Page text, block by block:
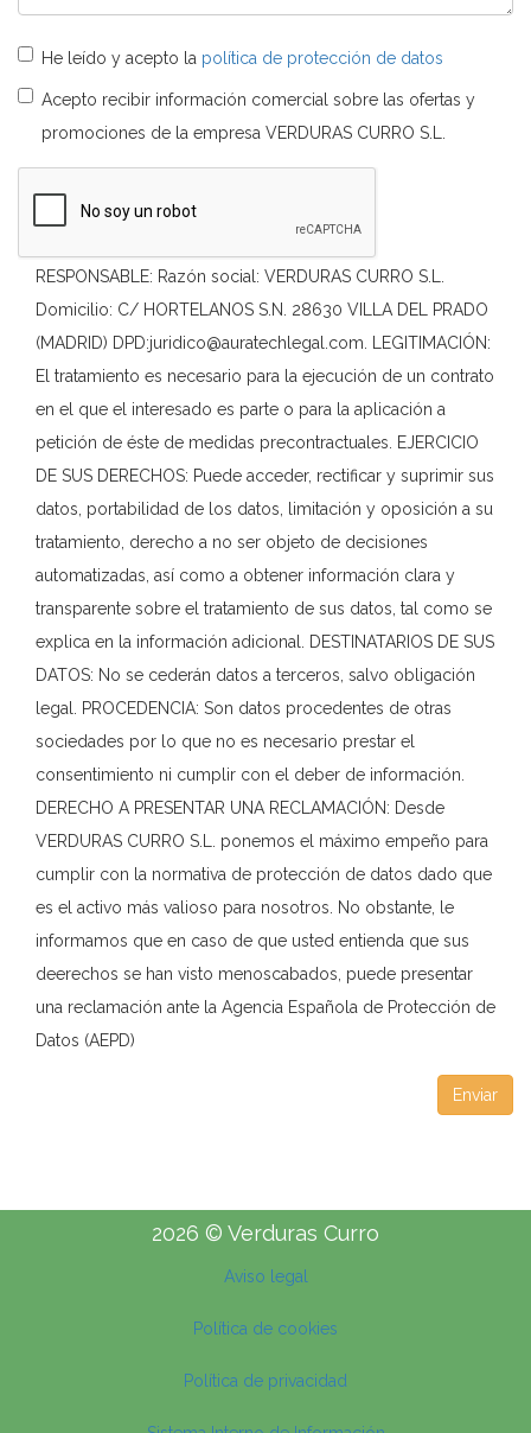
He leído y acepto la política de protección de datos
Acepto recibir información comercial sobre las ofertas y
promociones de la empresa VERDURAS CURRO S.L.
RESPONSABLE: Razón social: VERDURAS CURRO S.L.
Domicilio: C/ HORTELANOS S.N. 28630 VILLA DEL PRADO
(MADRID) DPD:juridico@auratechlegal.com. LEGITIMACIÓN:
El tratamiento es necesario para la ejecución de un contrato
en el que el interesado es parte o para la aplicación a
petición de éste de medidas precontractuales. EJERCICIO
DE SUS DERECHOS: Puede acceder, rectificar y suprimir sus
datos, portabilidad de los datos, limitación y oposición a su
tratamiento, derecho a no ser objeto de decisiones
automatizadas, así como a obtener información clara y
transparente sobre el tratamiento de sus datos, tal como se
explica en la información adicional. DESTINATARIOS DE SUS
DATOS: No se cederán datos a terceros, salvo obligación
legal. PROCEDENCIA: Son datos procedentes de otras
sociedades por lo que no es necesario prestar el
consentimiento ni cumplir con el deber de información.
DERECHO A PRESENTAR UNA RECLAMACIÓN: Desde
VERDURAS CURRO S.L. ponemos el máximo empeño para
cumplir con la normativa de protección de datos dado que
es el activo más valioso para nosotros. No obstante, le
informamos que en caso de que usted entienda que sus
deerechos se han visto menoscabados, puede presentar
una reclamación ante la Agencia Española de Protección de
Datos (AEPD)
Enviar
2026 © Verduras Curro
Aviso legal
Política de cookies
Política de privacidad